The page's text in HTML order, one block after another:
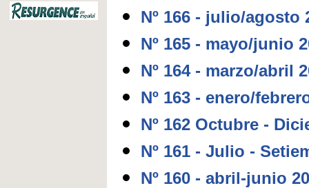
Nº 166 - julio/agosto
Nº 165 - mayo/junio
Nº 164 - marzo/abril
Nº 163 - enero/
Nº 162 Octubre -
Nº 161 - Julio -
Nº 160 - abril-junio